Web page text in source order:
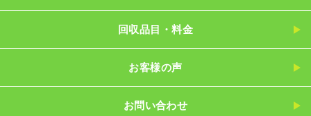
回収品目・料金
お客様の声
お問い合わせ